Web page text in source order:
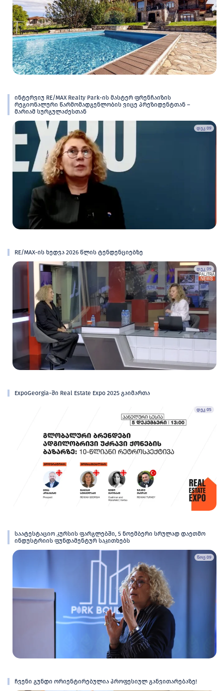
ინტერვიუ RE/MAX Realty Park-ის მასტერ ფრენჩაიზის
რეგიონალური წარმომადგენლობის ვიცე პრეზიდენტთან –
მარიამ სურგულაძესთან
დეკ 09
RE/MAX-ის ხედვა 2026 წლის ტენდენციებზე
დეკ 09
ExpoGeorgia-ში Real Estate Expo 2025 გაიმართა
დეკ 05
საატესტაციო კურსის ფარგლებში, 5 ნოემბერი სრულად დაეთმო
ინდუსტრიის ფუნდამენტურ საკითხებს
ნოე 09
ჩვენი გუნდი ორიენტირებულია პროფესიულ განვითარებაზე!